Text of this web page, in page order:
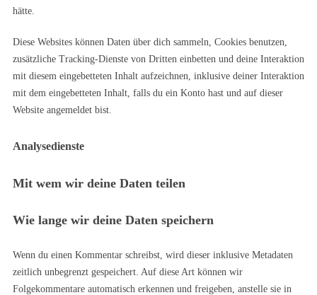
hätte.
Diese Websites können Daten über dich sammeln, Cookies benutzen,
zusätzliche Tracking-Dienste von Dritten einbetten und deine Interaktion
mit diesem eingebetteten Inhalt aufzeichnen, inklusive deiner Interaktion
mit dem eingebetteten Inhalt, falls du ein Konto hast und auf dieser
Website angemeldet bist.
Analysedienste
Mit wem wir deine Daten teilen
Wie lange wir deine Daten speichern
Wenn du einen Kommentar schreibst, wird dieser inklusive Metadaten
zeitlich unbegrenzt gespeichert. Auf diese Art können wir
Folgekommentare automatisch erkennen und freigeben, anstelle sie in